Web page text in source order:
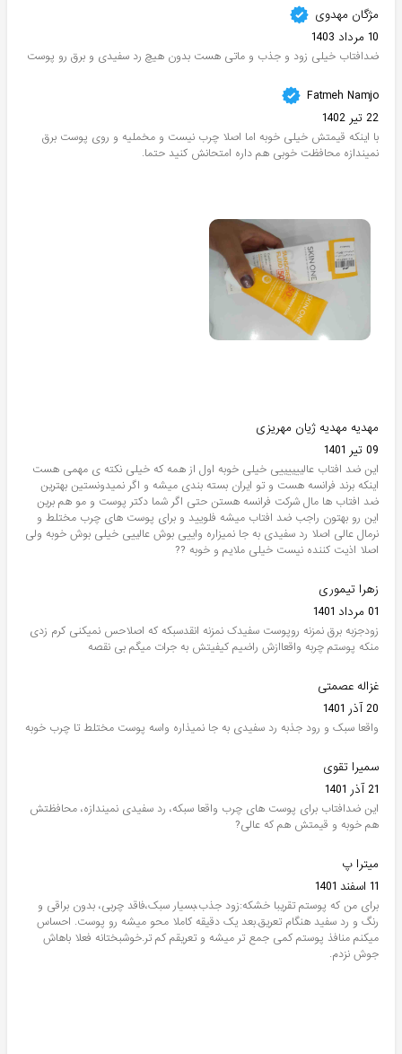
مژگان مهدوی
10 مرداد 1403
ضدافتاب خیلی زود و جذب و ماتی هست بدون هیچ رد سفیدی و برق رو پوست
Fatmeh Namjo
22 تیر 1402
با اینکه قیمتش خیلی خوبه اما اصلا چرب نیست و مخملیه و روی پوست برق
نمیندازه محافظت خوبی هم داره امتحانش کنید حتما.
مهدیه مهدیه ژیان مهریزی
09 تیر 1401
این ضد افتاب عالییییییی خیلی خوبه اول از همه که خیلی نکته ی مهمی هست
اینکه برند فرانسه هست و تو ایران بسته بندی میشه و اگر نمیدونستین بهترین
ضد افتاب ها مال شرکت فرانسه هستن حتی اگر شما دکتر پوست و مو هم برین
این رو بهتون راجب ضد افتاب میشه فلویید و برای پوست های چرب مختلط و
نرمال عالی اصلا رد سفیدی به جا نمیزاره واییی بوش عالییی خیلی بوش خوبه ولی
اصلا اذیت کننده نیست خیلی ملایم و خوبه ??
زهرا تیموری
01 مرداد 1401
زودجزبه برق نمزنه روپوست سفیدک نمزنه انقدسبکه که اصلاحس نمیکنی کرم زدی
منکه پوستم چربه واقعاازش راضیم کیفیتش به جرات میگم بی نقصه
غزاله عصمتی
20 آذر 1401
واقعا سبک و رود جذبه رد سفیدی به جا نمیذاره واسه پوست مختلط تا چرب خوبه
سمیرا تقوی
21 آذر 1401
این ضدافتاب برای پوست های چرب واقعا سبکه، رد سفیدی نمیندازه، محافظتش
هم خوبه و قیمتش هم که عالی?
میترا پ
11 اسفند 1401
برای من که پوستم تقریبا خشکه:زود جذب،بسیار سبک،فاقد چربی، بدون براقی و
رنگ و رد سفید هنگام تعریق.بعد یک دقیقه کاملا محو میشه رو پوست. احساس
میکنم منافذ پوستم کمی جمع تر میشه و تعریقم کم تر.خوشبختانه فعلا باهاش
جوش نزدم.